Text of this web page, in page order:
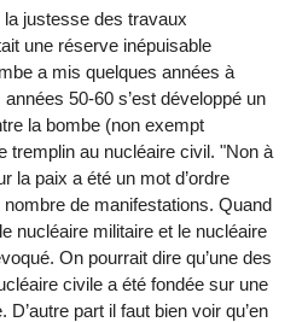
justesse des travaux
une réserve inépuisable
a mis quelques années à
50-60 s’est développé un
la bombe (non exempt
tremplin au nucléaire civil. "Non à
la paix a été un mot d’ordre
de manifestations. Quand
nucléaire militaire et le nucléaire
On pourrait dire qu’une des
civile a été fondée sur une
part il faut bien voir qu’en